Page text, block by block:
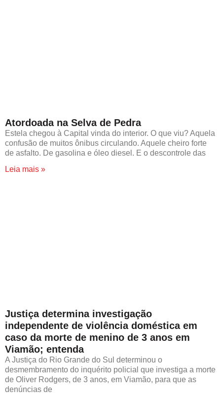
Atordoada na Selva de Pedra
Estela chegou à Capital vinda do interior. O que viu? Aquela
confusão de muitos ônibus circulando. Aquele cheiro forte
de asfalto. De gasolina e óleo diesel. E o descontrole das
Leia mais »
Justiça determina investigação
independente de violência doméstica em
caso da morte de menino de 3 anos em
Viamão; entenda
A Justiça do Rio Grande do Sul determinou o
desmembramento do inquérito policial que investiga a morte
de Oliver Rodgers, de 3 anos, em Viamão, para que as
denúncias de